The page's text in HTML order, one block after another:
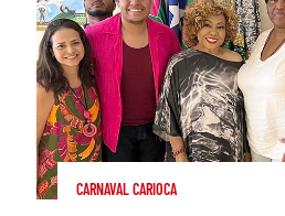
CARNAVAL CARIOCA